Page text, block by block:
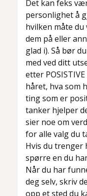
Det kan feks
personlighet å
hvilken måte
dem på eller
glad i). Så bør
med ved ditt
etter
håret, hva som
ting som er
tanker hjelper
sier noe om
for alle valg du
Hvis du trenger
spørre en du
Når du har
deg selv, skriv
opp et sted du